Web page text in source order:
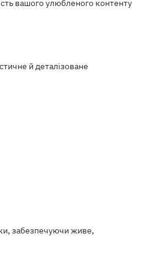
вашого улюбленого контенту
й деталізоване
забезпечуючи живе,